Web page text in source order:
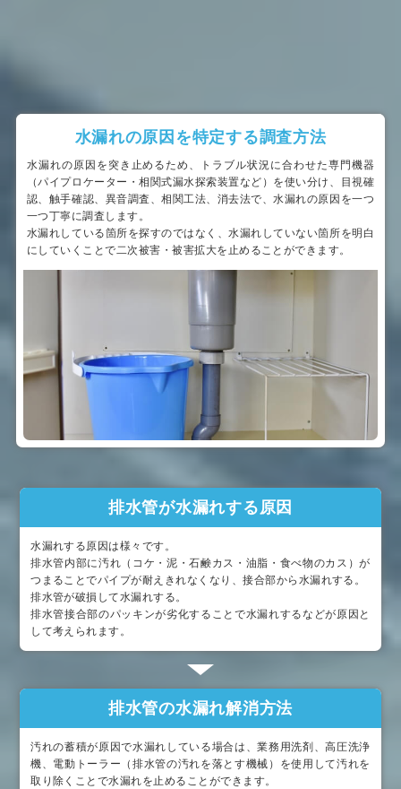
水漏れの原因を特定する調査方法
水漏れの原因を突き止めるため、トラブル状況に合わせた専門機器
（パイプロケーター・相関式漏水探索装置など）を使い分け、目視確
認、触手確認、異音調査、相関工法、消去法で、水漏れの原因を一つ
一つ丁寧に調査します。
水漏れしている箇所を探すのではなく、水漏れしていない箇所を明白
にしていくことで二次被害・被害拡大を止めることができます。
排水管が水漏れする原因
水漏れする原因は様々です。
排水管内部に汚れ（コケ・泥・石鹸カス・油脂・食べ物のカス）が
つまることでパイプが耐えきれなくなり、接合部から水漏れする。
排水管が破損して水漏れする。
排水管接合部のパッキンが劣化することで水漏れするなどが原因と
して考えられます。
排水管の水漏れ解消方法
汚れの蓄積が原因で水漏れしている場合は、業務用洗剤、高圧洗浄
機、電動トーラー（排水管の汚れを落とす機械）を使用して汚れを
取り除くことで水漏れを止めることができます。